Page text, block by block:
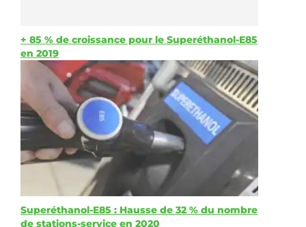
+ 85 % de croissance pour le Superéthanol-E85
en 2019
Superéthanol-E85 : Hausse de 32 % du nombre
de stations-service en 2020